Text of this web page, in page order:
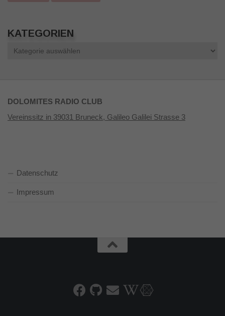
KATEGORIEN
DOLOMITES RADIO CLUB
Vereinssitz in 39031 Bruneck, Galileo Galilei Strasse 3
Datenschutz
Impressum